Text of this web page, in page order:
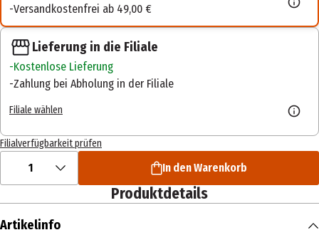
Versandkostenfrei ab 49,00 €
Lieferung in die Filiale
Kostenlose Lieferung
Zahlung bei Abholung in der Filiale
Filiale wählen
Filialverfügbarkeit prüfen
1 In den Warenkorb
Produktdetails
Artikelinfo